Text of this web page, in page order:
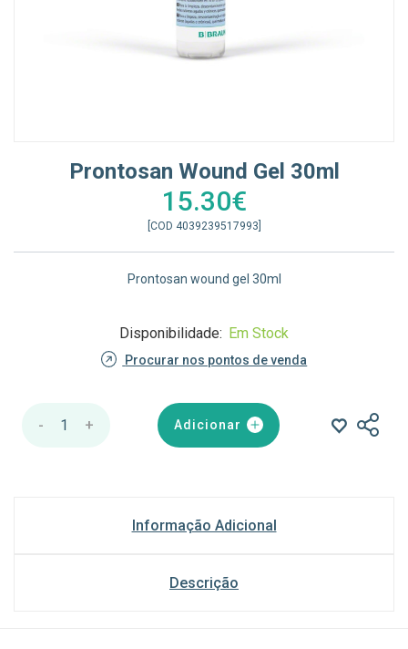
Prontosan Wound Gel 30ml
15.30€
[COD 4039239517993]
Prontosan wound gel 30ml
Disponibilidade: Em Stock
Procurar nos pontos de venda
- 1 + Adicionar
Informação Adicional
Descrição